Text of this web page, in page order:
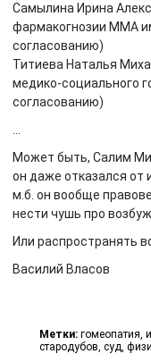
Самылина Ирина
фармакогнозии ММА
согласованию)
Титиева Наталья
медико-социального
согласованию)
Может быть, Салим
он даже отказался от
м.б. он вообще
нести чушь про
Или распространять
Василий Власов
Метки: гомеопатия,
стародубов, суд,